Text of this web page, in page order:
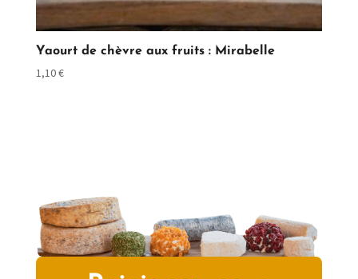
Yaourt de chèvre aux fruits : Mirabelle
1,10€